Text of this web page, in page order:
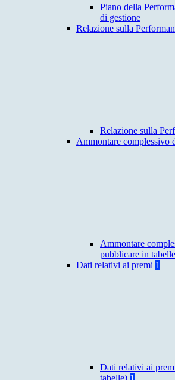
Piano della
di gestione
Relazione sulla
Relazione sulla
Ammontare complessivo
Ammontare
pubblicare in
Dati relativi ai premi 1
Dati relativi ai